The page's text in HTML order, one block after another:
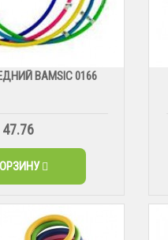
BAMSIC 0166
47.76